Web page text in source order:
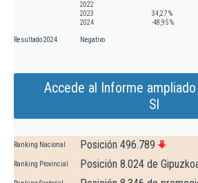
2022
2023
34,27 %
2024
-48,95 %
Resultado 2024 Negativo
Accede al Informe
Sl
Ranking Nacional Posición 496.789
Ranking Provincial Posición 8.024 de